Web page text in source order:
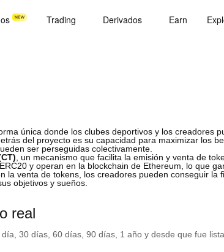
Trading Derivados Earn
única donde los clubes deportivos y los creadores
del proyecto es su capacidad para maximizar los
ser perseguidas colectivamente.
, un mecanismo que facilita la emisión y venta de
y operan en la blockchain de Ethereum, lo que
la venta de tokens, los creadores pueden conseguir la
objetivos y sueños.
real
30 días, 60 días, 90 días, 1 año y desde que fue